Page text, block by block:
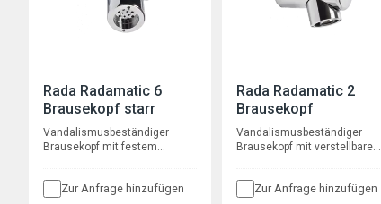
Rada Radamatic 6
Brausekopf starr
Vandalismusbeständiger
Brausekopf mit festem
Zur Anfrage hinzufügen
Rada Radamatic 2
Brausekopf
Vandalismusbeständiger
Brausekopf mit verstellbarem
Zur Anfrage hinzufügen